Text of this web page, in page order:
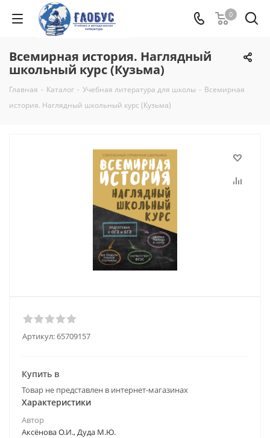
0
Всемирная история. Наглядный
школьный курс (Кузьма)
Главная - Каталог - Учебная литература для школы - Всемирная
история. Наглядный школьный курс (Кузьма)
Артикул:65709157
Купить в
Товар не представлен в интернет-магазинах
Характеристики
Автор
Аксёнова О.И., Дуда М.Ю.